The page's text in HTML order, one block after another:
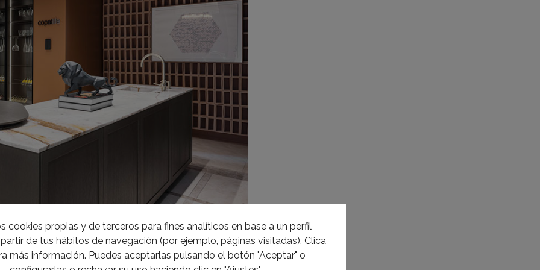
cookies propias y de terceros para fines analíticos en base a un perfil
de tus hábitos de navegación (por ejemplo, páginas visitadas). Clica
más información. Puedes aceptarlas pulsando el botón "Aceptar" o